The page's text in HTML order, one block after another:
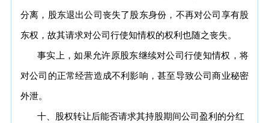
分离，股东退出公司丧失了股东身份，不再对公司享有股
东权，故其请求对公司行使知情权的权利也随之丧失。
事实上，如果允许原股东继续对公司行使知情权，将
对公司的正常经营造成不利影响，甚至导致公司商业秘密
外泄。
十、股权转让后能否请求其持股期间公司盈利的分红